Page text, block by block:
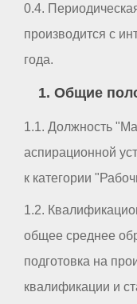
0.4.
производится с
года.
1. Общие
1.1. Должность
аспирационной
к категории
1.2.
общее среднее
подготовка на
квалификации и